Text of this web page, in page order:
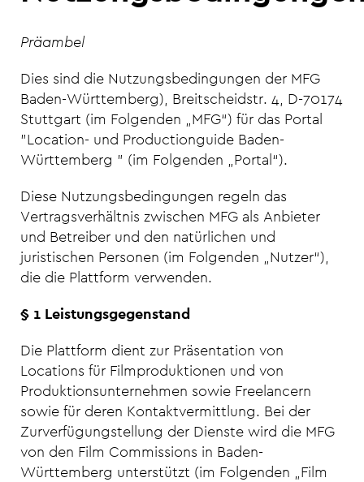
Präambel
Dies sind die Nutzungsbedingungen der MFG
Baden-Württemberg), Breitscheidstr. 4, D-70174
Stuttgart (im Folgenden „MFG“) für das Portal
"Location- und Productionguide Baden-
Württemberg " (im Folgenden „Portal“).
Diese Nutzungsbedingungen regeln das
Vertragsverhältnis zwischen MFG als Anbieter
und Betreiber und den natürlichen und
juristischen Personen (im Folgenden „Nutzer“),
die die Plattform verwenden.
§ 1 Leistungsgegenstand
Die Plattform dient zur Präsentation von
Locations für Filmproduktionen und von
Produktionsunternehmen sowie Freelancern
sowie für deren Kontaktvermittlung. Bei der
Zurverfügungstellung der Dienste wird die MFG
von den Film Commissions in Baden-
Württemberg unterstützt (im Folgenden „Film